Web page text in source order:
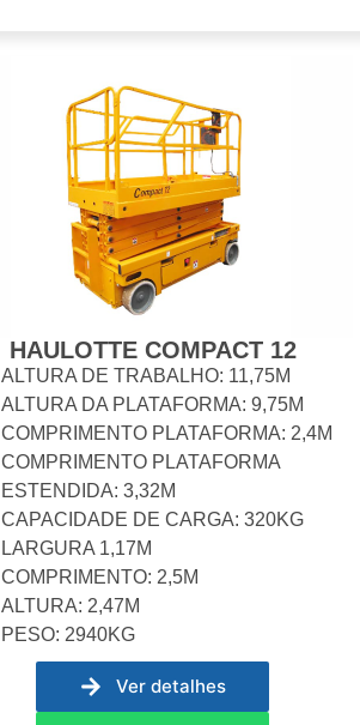
HAULOTTE COMPACT 12
ALTURA DE TRABALHO: 11,75M
ALTURA DA PLATAFORMA: 9,75M
COMPRIMENTO PLATAFORMA: 2,4M
COMPRIMENTO PLATAFORMA
ESTENDIDA: 3,32M
CAPACIDADE DE CARGA: 320KG
LARGURA 1,17M
COMPRIMENTO: 2,5M
ALTURA: 2,47M
PESO: 2940KG
Ver detalhes